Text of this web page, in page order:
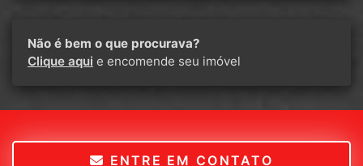
Não é bem o que procurava?
Clique aqui e encomende seu imóvel
ENTRE EM CONTATO